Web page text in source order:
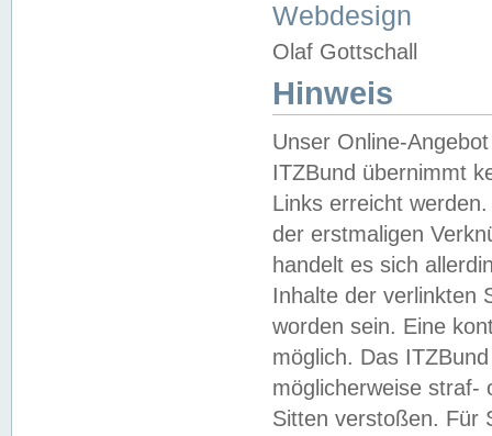
Webdesign
Olaf Gottschall
Hinweis
Unser Online-
ITZBund übernimmt
Links erreicht
der erstmaligen
handelt es sich
Inhalte der verlinkten
worden sein. Eine
möglich. Das
möglicherweise straf-
Sitten verstoßen. Für